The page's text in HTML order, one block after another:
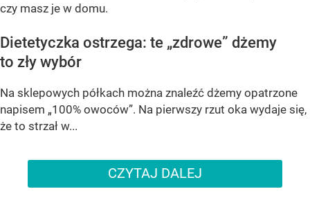
czy masz je w domu.
Dietetyczka ostrzega: te „zdrowe” dżemy
to zły wybór
Na sklepowych półkach można znaleźć dżemy opatrzone
napisem „100% owoców”. Na pierwszy rzut oka wydaje się,
że to strzał w...
CZYTAJ DALEJ